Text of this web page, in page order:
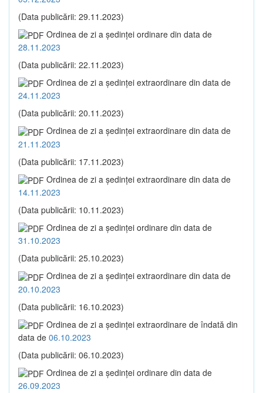
(Data publicării: 29.11.2023)
Ordinea de zi a şedinţei ordinare din data de
28.11.2023
(Data publicării: 22.11.2023)
Ordinea de zi a şedinţei extraordinare din data de
24.11.2023
(Data publicării: 20.11.2023)
Ordinea de zi a şedinţei extraordinare din data de
21.11.2023
(Data publicării: 17.11.2023)
Ordinea de zi a şedinţei extraordinare din data de
14.11.2023
(Data publicării: 10.11.2023)
Ordinea de zi a şedinţei ordinare din data de
31.10.2023
(Data publicării: 25.10.2023)
Ordinea de zi a şedinţei extraordinare din data de
20.10.2023
(Data publicării: 16.10.2023)
Ordinea de zi a şedinţei extraordinare de îndată din
data de 06.10.2023
(Data publicării: 06.10.2023)
Ordinea de zi a şedinţei ordinare din data de
26.09.2023